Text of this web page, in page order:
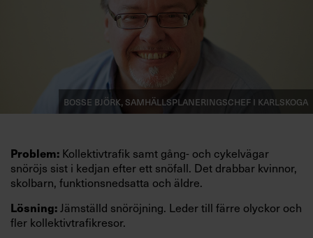
Logga in
Prenumerera
Bosse Björk, samhällsplaneringschef i Karlskoga
Problem: Kollektivtrafik samt gång- och cykelvägar
snöröjs sist i kedjan efter ett snöfall. Det drabbar kvinnor,
skolbarn, funktionsnedsatta och äldre.
Lösning:Jämställd snöröjning. Leder till färre olyckor och
fler kollektivtrafikresor.